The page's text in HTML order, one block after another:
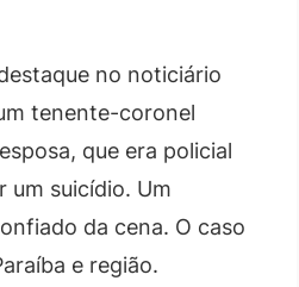
no noticiário
tenente-coronel
que era policial
um suicídio. Um
da cena. O caso
e região.